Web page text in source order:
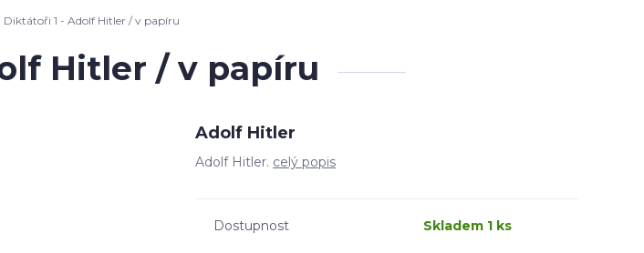
Diktátoři 1 - Adolf Hitler / v papíru
Hitler / v papíru
Adolf Hitler
Adolf Hitler. celý popis
Dostupnost Skladem 1 ks